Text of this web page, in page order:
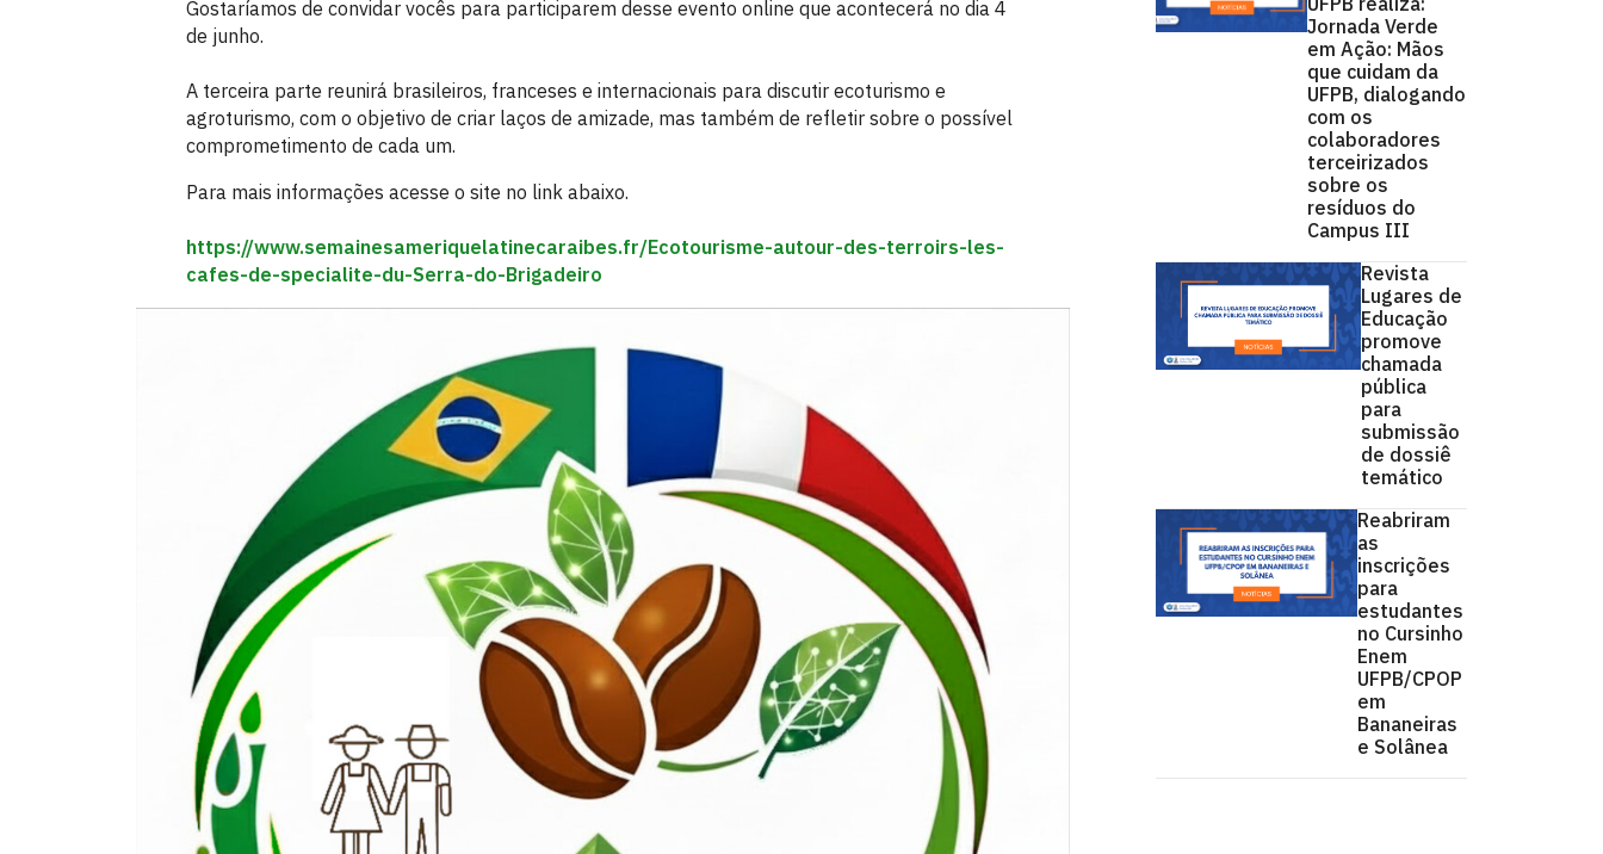
Jornada Verde
em Ação: Mãos
que cuidam da
UFPB, dialogando
com os
colaboradores
terceirizados
sobre os
resíduos do
Campus III
Revista
Lugares de
Educação
promove
chamada
pública
para
submissão
de dossiê
temático
Reabriram
as
inscrições
para
estudantes
no Cursinho
Enem
UFPB/CPOP
em
Bananeiras
e Solânea
Gostaríamos de convidar vocês para participarem desse evento online que acontecerá no dia 4
de junho.
A terceira parte reunirá brasileiros, franceses e internacionais para discutir ecoturismo e
agroturismo, com o objetivo de criar laços de amizade, mas também de refletir sobre o possível
comprometimento de cada um.
Para mais informações acesse o site no link abaixo.
https://www.semainesameriquelatinecaraibes.fr/Ecotourisme-autour-des-terroirs-les-
cafes-de-specialite-du-Serra-do-Brigadeiro